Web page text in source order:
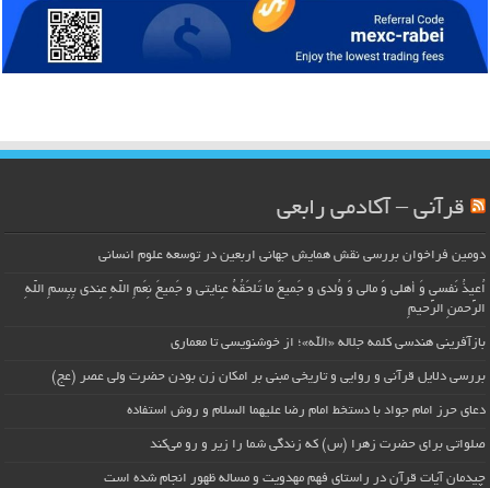
قرآنی – آکادمی رابعی
دومین فراخوان بررسی نقش همایش جهانی اربعین در توسعه علوم انسانی
اُعیذُ نَفسی وَ أهلی وَ مالی وَ وُلدی و جَمیعَ ما تَلحَقُهُ عِنایتی و جَمیعَ نِعَمِ اللّهِ عِندی بِبِسمِ اللّهِ
الرَّحمنِ الرَّحیمِ
بازآفرینی هندسی کلمه جلاله «الله»؛ از خوشنویسی تا معماری
بررسی دلایل قرآنی و روایی و تاریخی مبنی بر امکان زن بودن حضرت ولی عصر (عج)
دعای حرز امام جواد با دستخط امام رضا علیهما السلام و روش استفاده
صلواتی برای حضرت زهرا (س) که زندگی شما را زیر و رو می‌کند
چیدمان آیات قرآن در راستای فهم مهدویت و مساله ظهور انجام شده است